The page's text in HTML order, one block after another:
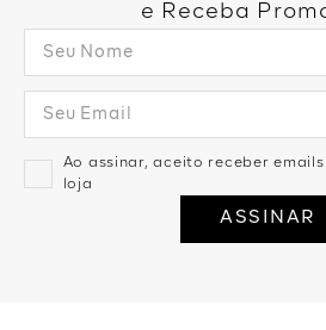
e Receba
Ao assinar, aceito receber
loja
ASSINAR